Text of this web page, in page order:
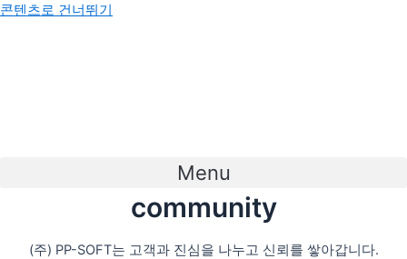
콘텐츠로 건너뛰기
Menu
community
(주) PP-SOFT는 고객과 진심을 나누고 신뢰를 쌓아갑니다.